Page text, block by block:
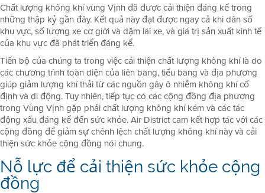
Chất lượng không khí vùng Vịnh đã được cải thiện đáng kể trong
những thập kỷ gần đây. Kết quả này đạt được ngay cả khi dân số
khu vực, số lượng xe cơ giới và dặm lái xe, và giá trị sản xuất kinh tế
của khu vực đã phát triển đáng kể.
Tiến bộ của chúng ta trong việc cải thiện chất lượng không khí là do
các chương trình toàn diện của liên bang, tiểu bang và địa phương
giúp giảm lượng khí thải từ các nguồn gây ô nhiễm không khí cố
định và di động. Tuy nhiên, tiếp tục có các cộng đồng địa phương
trong Vùng Vịnh gặp phải chất lượng không khí kém và các tác
động xấu đáng kể đến sức khỏe. Air District cam kết hợp tác với các
cộng đồng để giảm sự chênh lệch chất lượng không khí này và cải
thiện sức khỏe cộng đồng nói chung.
Nỗ lực để cải thiện sức khỏe cộng
đồng